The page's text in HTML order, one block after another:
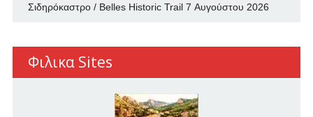
Σιδηρόκαστρο / Belles Historic Trail 7 Αυγούστου 2026
Φιλικα Sites